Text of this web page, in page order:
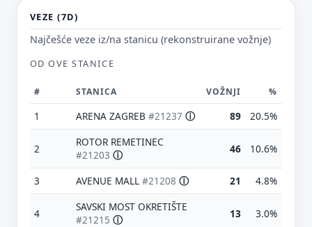
VEZE (7D)
Najčešće veze iz/na stanicu (rekonstruirane vožnje)
OD OVE STANICE
# STANICA VOŽNJI %
1 ARENA ZAGREB #21237 ⓘ 89 20.5%
2
ROTOR REMETINEC
#21203 ⓘ 46 10.6%
3 AVENUE MALL #21208 ⓘ 21 4.8%
4
SAVSKI MOST OKRETIŠTE
#21215 ⓘ 13 3.0%